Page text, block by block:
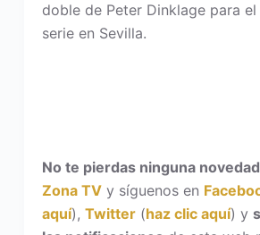
doble de Peter Dinklage para
serie en Sevilla.
No te pierdas ninguna novedad
Zona TVy síguenos en
aquí), Twitter(haz clic aquí) y